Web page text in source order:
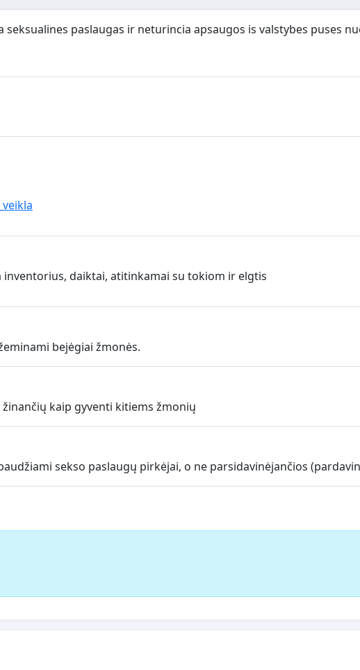
paslaugas ir neturincia apsaugos is valstybes puses
daiktai, atitinkamai su tokiom ir elgtis
bejėgiai žmonės.
kaip gyventi kitiems žmonių
sekso paslaugų pirkėjai, o ne parsidavinėjančios